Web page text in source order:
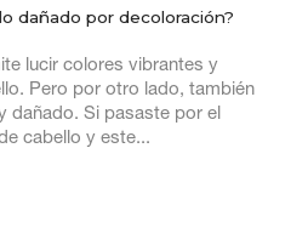
dañado por decoloración?
lucir colores vibrantes y
Pero por otro lado, también
dañado. Si pasaste por el
cabello y este...